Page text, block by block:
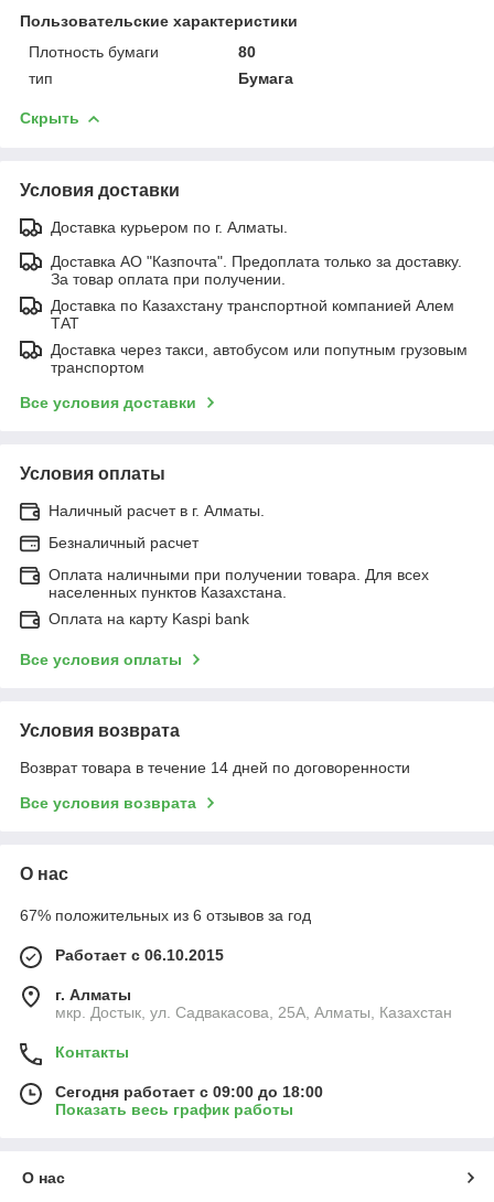
Пользовательские характеристики
Плотность бумаги
80
тип
Бумага
Скрыть
Условия доставки
Доставка курьером по г. Алматы.
Доставка АО "Казпочта". Предоплата только за доставку.
За товар оплата при получении.
Доставка по Казахстану транспортной компанией Алем
ТАТ
Доставка через такси, автобусом или попутным грузовым
транспортом
Все условия доставки
Условия оплаты
Наличный расчет в г. Алматы.
Безналичный расчет
Оплата наличными при получении товара. Для всех
населенных пунктов Казахстана.
Оплата на карту Kaspi bank
Все условия оплаты
Условия возврата
Возврат товара в течение 14 дней по договоренности
Все условия возврата
О нас
67% положительных из 6 отзывов за год
Работает с 06.10.2015
г. Алматы
мкр. Достык, ул. Садвакасова, 25А, Алматы, Казахстан
Контакты
Сегодня работает с 09:00 до 18:00
Показать весь график работы
О нас